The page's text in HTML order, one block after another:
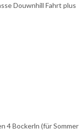
Douwnhill Fahrt plus
4 Bockerln (für Sommer